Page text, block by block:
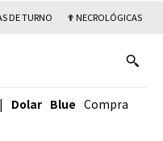
DE TURNO ✟ NECROLÓGICAS
| Dolar Blue Compra